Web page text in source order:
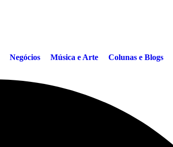
Negócios Música e Arte Colunas e Blogs